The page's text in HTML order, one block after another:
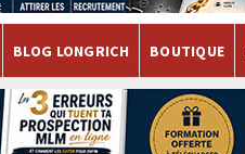
BLOG LONGRICH BOUTIQUE